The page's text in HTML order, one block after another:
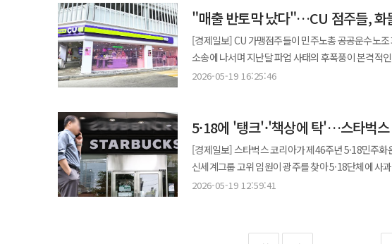
관리의 성과로 착각하는 사회는, 다음번 우연을 기다리는 사회일 뿐이다. 경찰은 국
감식에 착수하고 중대재해처벌법 위반 여부를 수사
것이 누구인지, 그 결정이 어떤 근거 위에 내려졌는지
쌓였는데 현장이 달라지지 않았다면, 우리가 32년 동
사고의 희생자들은 이름 없는 일용직 노동자가 아니
중심에 있어야 할 사람들이었다. 그들이 스스로 잘못
처음부터 '멈춘다'는 선택지 자체가 허용되지 않는
쪽이든, 이상 징후가 확인된 구조물 앞에서 작업을 멈
눈치 없이 작업을 세울 수 있는 문화를 만드는 일이
줄 수 있다는 판단으로 보인다. 서울시는 현장 브리핑에서 철도 구간 작업은 새벽 1시30분부터 4시까지만 하도록 협의돼
있었고, 이날 새벽 1시30분부터 2시30분까지 9구역
2.9cm 단차가 발생해 공사를 중단했고, 오후 2시 안
서울시는 “서소문고가 철거 현장 안전점검 과정에서
파악됐다”며 “현장 안전조치와 추가 낙하 방지 조치
2019년 교각 콘크리트 탈락, 2021년 바닥판 붕괴,
서울시 안전 분야 공지에도 서소문고가차도는
교각으로 구성됐다고 기재돼 있다. 서울시는 주요 부
볼트 관련 제작결함으로 시정조치를 실시한다. 대상
벤츠는 개발 과정 편차로 인해 전기차 모델의 증가된
가능성이 확인됐다고 설명했다. 전기차 특유의 높은
풀리며 바퀴 체결력이 약해질 수 있고, 주행 안정성이 떨어져
GLE 450 4MATIC, GLE 350 4MATIC, GLS 450
2026년 2월 9일부터 2월 18일까지다. 벤츠는 공급업체 생산 공정 편차로 인해 특정 조수석 에어백에 요구사항을
충족하지 않는 쿠션 소재가 장착됐을 가능성이 있다고 설명했다. 이 경우 충돌 사고 발생 시 에어
전개되지 않을 수 있으며, 자동차 및 자동차부품 안
조수석 에어백 교체 방식으로 시정조치를 진행한다. 브리타니아오토는 애스턴마틴 DBX, DBX707, DBX S 등 총
185대에 대해 후방 하부 서스펜션 암 및 후방 토크 리액션 링
암에서 이탈할 수 있다고 설명했다. 이 경우 조인트에 작용하는 토크 모멘트가 증가해 후방 하부 서스펜션 암 주조 부품에
"매출 반토막 났다"…CU 점주들, 화
[경제일보] CU 가맹점주들이 민주노총 공공운수노
소송에 나서며 지난달 파업 사태의 후폭풍이 본격적인 법적 분쟁
CU가맹점주협의회는 화물연대 집행부와 노조원을
기간 동안 경남 진주시 정촌면에 위치한 BGF 진주 물
상품 공급이 중단됐고 일부 시설물 파손도 발생했다는 주장이다. 전남 나주 물류센터 상황도 크
협의회 설명이다. 나주 운곡동 BGF 물류센터 주변 도
인해 점포 운영에 직접적인 차질이 발생했다는 것이
있다. 편의점 업계 특성상 물류 차질은 곧바로 매출 감소로 이어진다. 신선식품과 간편식 비중이 높은 구조상 하루
2026-05-19 16:25:46
5·18에 '탱크'·'책상에 탁'…스타벅
[경제일보] 스타벅스 코리아가 제46주년 5·18민주화
신세계그룹 고위 임원이 광주를 찾아 5·18단체에 사
면담을 거부했다. 5·18기념재단과 5·18 공법 3단체는 19일 오전 광주 5·18기념재단 오월기억저장소를 찾은 김수완
5·18부상자회 부회장은 “경위 파악도 되지 않은 상
2026-05-19 12:59:41